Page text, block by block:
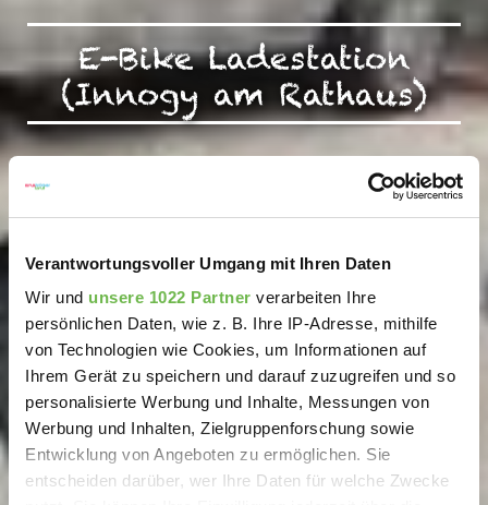
Verantwortungsvoller Umgang mit Ihren Daten
Wir und unsere 1022 Partner verarbeiten Ihre
persönlichen Daten, wie z. B. Ihre IP-Adresse, mithilfe
von Technologien wie Cookies, um Informationen auf
Ihrem Gerät zu speichern und darauf zuzugreifen und so
personalisierte Werbung und Inhalte, Messungen von
Werbung und Inhalten, Zielgruppenforschung sowie
Entwicklung von Angeboten zu ermöglichen. Sie
entscheiden darüber, wer Ihre Daten für welche Zwecke
E-Bike Ladestation
(Innogy am Rathaus)